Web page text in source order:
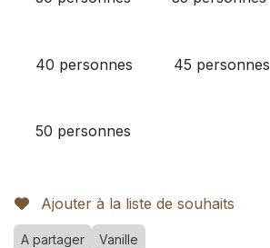
40 personnes 45 personnes
50 personnes
Ajouter à la liste de souhaits
A partager Vanille